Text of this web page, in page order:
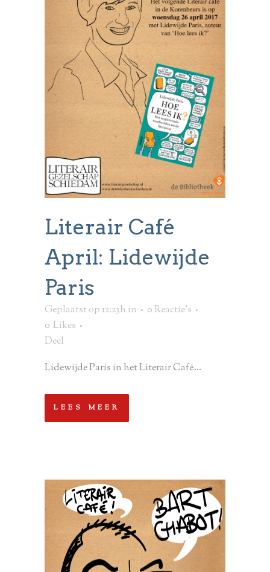
Literair Café
April: Lidewijde
Paris
Geplaatst op 12:23h in
0 Reactie's
0 Likes
Deel
Lidewijde Paris in het Literair Café...
LEES MEER